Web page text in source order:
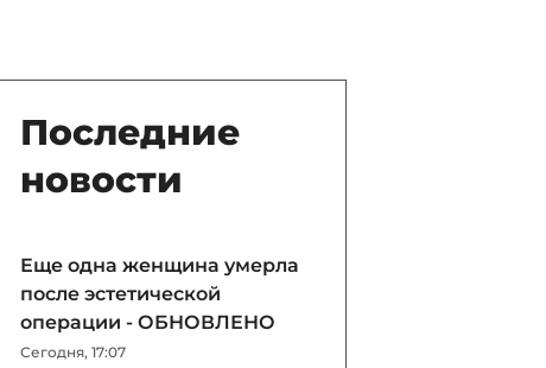
Последние
новости
Еще одна женщина умерла
после эстетической
операции - ОБНОВЛЕНО
Сегодня, 17:07